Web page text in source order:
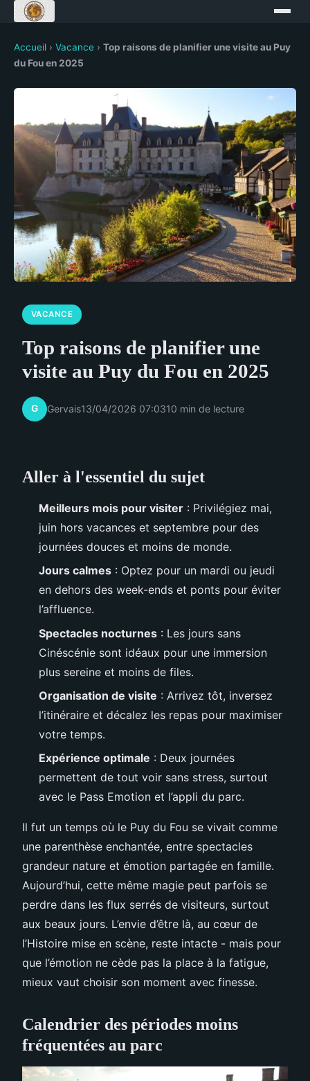
Accueil › Vacance › Top raisons de planifier une visite au Puy
du Fou en 2025
VACANCE
Top raisons de planifier une
visite au Puy du Fou en 2025
G Gervais13/04/2026 07:0310 min de lecture
Aller à l'essentiel du sujet
Meilleurs mois pour visiter : Privilégiez mai,
juin hors vacances et septembre pour des
journées douces et moins de monde.
Jours calmes : Optez pour un mardi ou jeudi
en dehors des week-ends et ponts pour éviter
l’affluence.
Spectacles nocturnes : Les jours sans
Cinéscénie sont idéaux pour une immersion
plus sereine et moins de files.
Organisation de visite : Arrivez tôt, inversez
l’itinéraire et décalez les repas pour maximiser
votre temps.
Expérience optimale : Deux journées
permettent de tout voir sans stress, surtout
avec le Pass Emotion et l’appli du parc.
Il fut un temps où le Puy du Fou se vivait comme
une parenthèse enchantée, entre spectacles
grandeur nature et émotion partagée en famille.
Aujourd’hui, cette même magie peut parfois se
perdre dans les flux serrés de visiteurs, surtout
aux beaux jours. L’envie d’être là, au cœur de
l’Histoire mise en scène, reste intacte - mais pour
que l’émotion ne cède pas la place à la fatigue,
mieux vaut choisir son moment avec finesse.
Calendrier des périodes moins
fréquentées au parc